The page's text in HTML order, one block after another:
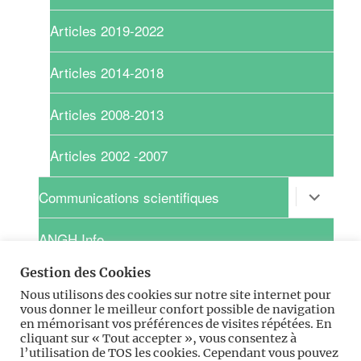
Articles 2019-2022
Articles 2014-2018
Articles 2008-2013
Articles 2002 -2007
Communications scientifiques
ouvrir
le
sous-
ANGH Info
Recherche clinique
le
sous-
menu
Pratique
ouvrir
le
sous-
menu
Gestion des Cookies
Nous utilisons des cookies sur notre site internet pour
vous donner le meilleur confort possible de navigation
en mémorisant vos préférences de visites répétées. En
cliquant sur « Tout accepter », vous consentez à
l’utilisation de TOS les cookies. Cependant vous pouvez